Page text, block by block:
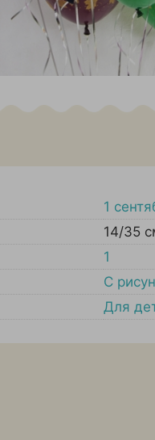
1
14/35
1
С
Для